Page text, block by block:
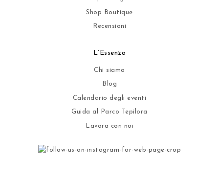
Shop Boutique
Recensioni
L’Essenza
Chi siamo
Blog
Calendario degli eventi
Guida al Parco Tepilora
Lavora con noi